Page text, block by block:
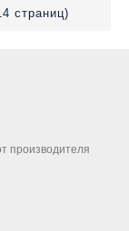
страниц)
производителя